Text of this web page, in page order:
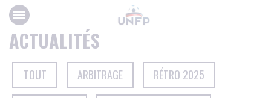
Panneau de gestion des cookies
ACTUALITÉS
TOUT ARBITRAGE RÉTRO 2025